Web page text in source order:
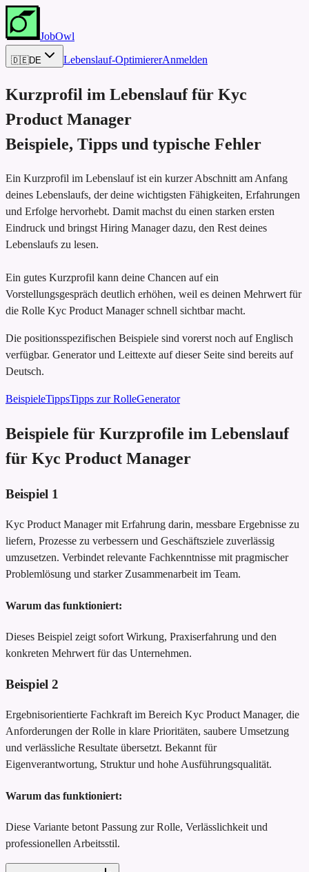
JobOwl
🇩🇪DE Lebenslauf-OptimiererAnmelden
Kurzprofil im Lebenslauf für Kyc
Product Manager
Beispiele, Tipps und typische Fehler
Ein Kurzprofil im Lebenslauf ist ein kurzer Abschnitt am Anfang
deines Lebenslaufs, der deine wichtigsten Fähigkeiten, Erfahrungen
und Erfolge hervorhebt. Damit machst du einen starken ersten
Eindruck und bringst Hiring Manager dazu, den Rest deines
Lebenslaufs zu lesen.
Ein gutes Kurzprofil kann deine Chancen auf ein
Vorstellungsgespräch deutlich erhöhen, weil es deinen Mehrwert für
die Rolle Kyc Product Manager schnell sichtbar macht.
Die positionsspezifischen Beispiele sind vorerst noch auf Englisch
verfügbar. Generator und Leittexte auf dieser Seite sind bereits auf
Deutsch.
BeispieleTippsTipps zur RolleGenerator
Beispiele für Kurzprofile im Lebenslauf
für Kyc Product Manager
Beispiel 1
Kyc Product Manager mit Erfahrung darin, messbare Ergebnisse zu
liefern, Prozesse zu verbessern und Geschäftsziele zuverlässig
umzusetzen. Verbindet relevante Fachkenntnisse mit pragmischer
Problemlösung und starker Zusammenarbeit im Team.
Warum das funktioniert:
Dieses Beispiel zeigt sofort Wirkung, Praxiserfahrung und den
konkreten Mehrwert für das Unternehmen.
Beispiel 2
Ergebnisorientierte Fachkraft im Bereich Kyc Product Manager, die
Anforderungen der Rolle in klare Prioritäten, saubere Umsetzung
und verlässliche Resultate übersetzt. Bekannt für
Eigenverantwortung, Struktur und hohe Ausführungsqualität.
Warum das funktioniert:
Diese Variante betont Passung zur Rolle, Verlässlichkeit und
professionellen Arbeitsstil.